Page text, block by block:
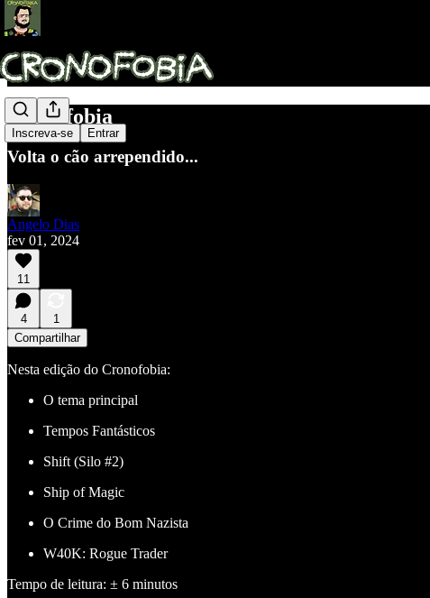
Inscreva-se Entrar
Cronofobia
Volta o cão arrependido...
Angelo Dias
fev 01, 2024
11
4
1
Compartilhar
Nesta edição do Cronofobia:
O tema principal
Tempos Fantásticos
Shift (Silo #2)
Ship of Magic
O Crime do Bom Nazista
W40K: Rogue Trader
Tempo de leitura: ± 6 minutos